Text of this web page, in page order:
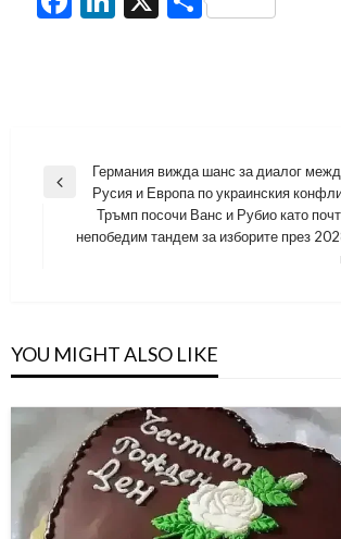
Навигация
Previous
Германия вижда шанс за диалог
Русия и Европа по украинския
Next
Тръмп посочи Ванс и Рубио като
непобедим тандем за изборите през
YOU MIGHT ALSO LIKE